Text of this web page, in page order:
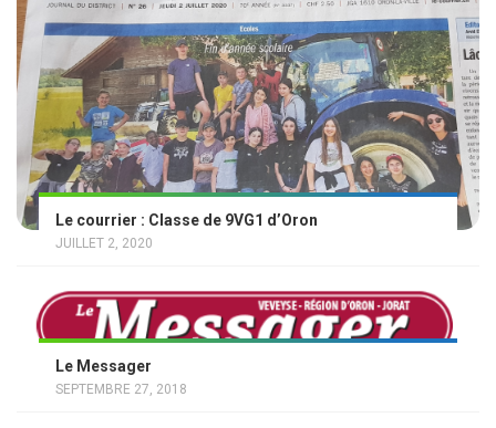
Le courrier : Classe de 9VG1 d’Oron
JUILLET 2, 2020
Le Messager
SEPTEMBRE 27, 2018